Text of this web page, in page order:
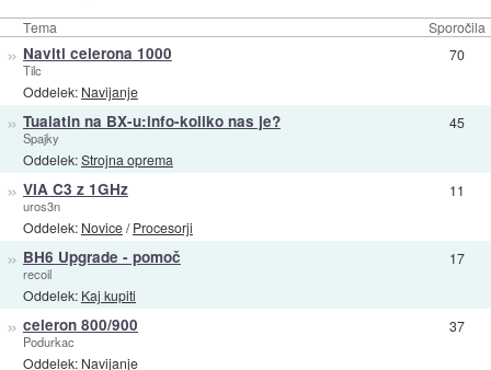
Tema Sporočila
» Naviti celerona 1000
Tilc
Oddelek: Navijanje
70
» Tualatin na BX-u:info-koliko nas je?
Spajky
Oddelek:Strojna oprema
45
» VIA C3 z 1GHz
uros3n
Oddelek: Novice/Procesorji
11
» BH6 Upgrade - pomoč
recoil
Oddelek: Kaj kupiti
17
» celeron 800/900
Podurkac
Oddelek: Navijanje
37